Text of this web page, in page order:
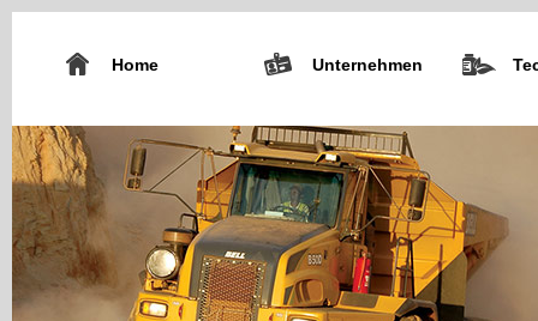
Home Unternehmen